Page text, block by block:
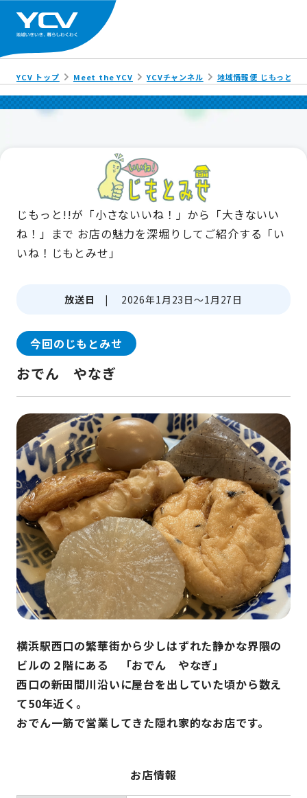
YCV トップ Meet the YCV YCVチャンネル 地域情報便 じもっと!!
じもっと!!が「小さないいね！」から「大きないい
ね！」まで お店の魅力を深堀りしてご紹介する「い
いね！じもとみせ」
放送日 | 2026年1月23日～1月27日
今回のじもとみせ
おでん やなぎ
横浜駅西口の繁華街から少しはずれた静かな界隈の
ビルの２階にある 「おでん やなぎ」
西口の新田間川沿いに屋台を出していた頃から数え
て50年近く。
おでん一筋で営業してきた隠れ家的なお店です。
お店情報